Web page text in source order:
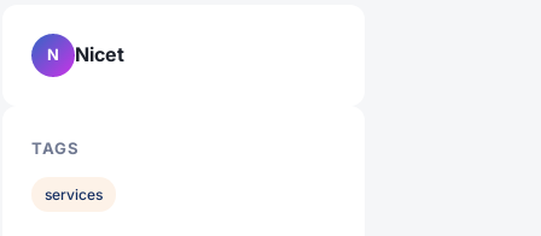
N Nicet
TAGS
services